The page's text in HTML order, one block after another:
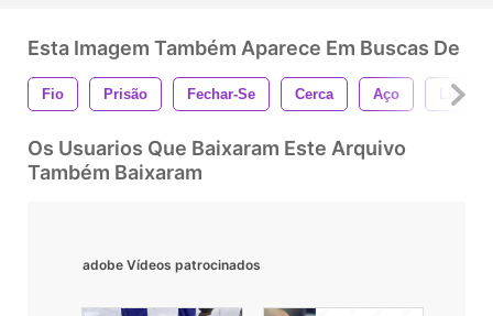
Esta Imagem Também Aparece Em Buscas De
Fio Prisão Fechar-Se Cerca Aço Líquido
Os Usuarios Que Baixaram Este Arquivo
Também Baixaram
adobe Vídeos patrocinados